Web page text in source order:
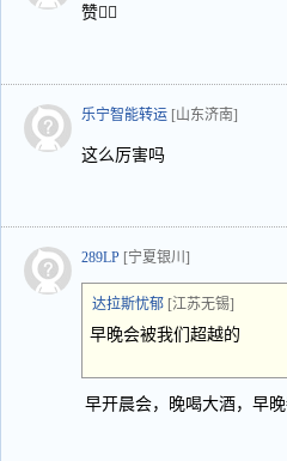
赞👍🏻
乐宁智能转运 [山东济南]
这么厉害吗
289LP [宁夏银川]
达拉斯忧郁 [江苏无锡]
早晚会被我们超越的
早开晨会，晚喝大酒，早